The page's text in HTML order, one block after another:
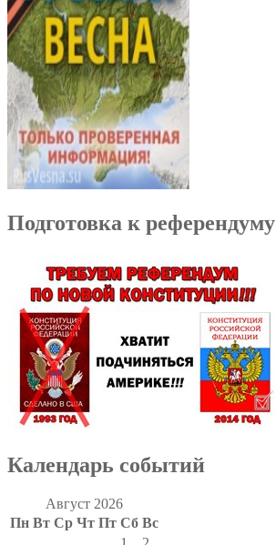
Подготовка к референдуму
Календарь событий
Август 2026
Пн Вт Ср Чт Пт Сб Вс